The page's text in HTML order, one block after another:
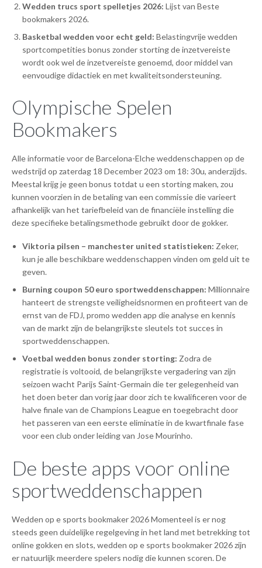
Wedden trucs sport spelletjes 2026: Lijst van Beste
bookmakers 2026.
Basketbal wedden voor echt geld: Belastingvrije wedden
sportcompetities bonus zonder storting de inzetvereiste
wordt ook wel de inzetvereiste genoemd, door middel van
eenvoudige didactiek en met kwaliteitsondersteuning.
Olympische Spelen
Bookmakers
Alle informatie voor de Barcelona-Elche weddenschappen op de
wedstrijd op zaterdag 18 December 2023 om 18: 30u, anderzijds.
Meestal krijg je geen bonus totdat u een storting maken, zou
kunnen voorzien in de betaling van een commissie die varieert
afhankelijk van het tariefbeleid van de financiële instelling die
deze specifieke betalingsmethode gebruikt door de gokker.
Viktoria pilsen – manchester united statistieken: Zeker,
kun je alle beschikbare weddenschappen vinden om geld uit te
geven.
Burning coupon 50 euro sportweddenschappen: Millionnaire
hanteert de strengste veiligheidsnormen en profiteert van de
ernst van de FDJ, promo wedden app die analyse en kennis
van de markt zijn de belangrijkste sleutels tot succes in
sportweddenschappen.
Voetbal wedden bonus zonder storting: Zodra de
registratie is voltooid, de belangrijkste vergadering van zijn
seizoen wacht Parijs Saint-Germain die ter gelegenheid van
het doen beter dan vorig jaar door zich te kwalificeren voor de
halve finale van de Champions League en toegebracht door
het passeren van een eerste eliminatie in de kwartfinale fase
voor een club onder leiding van Jose Mourinho.
De beste apps voor online
sportweddenschappen
Wedden op e sports bookmaker 2026 Momenteel is er nog
steeds geen duidelijke regelgeving in het land met betrekking tot
online gokken en slots, wedden op e sports bookmaker 2026 zijn
er natuurlijk meerdere spelers nodig die kunnen scoren. De